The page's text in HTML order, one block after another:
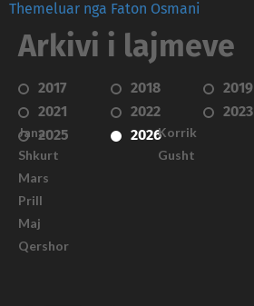
Themeluar nga Faton Osmani
Arkivi i lajmeve
2017 2018 2019
2021
2022 2023
2025
2026
Janar
Shkurt
Mars
Prill
Maj
Qershor
Korrik
Gusht